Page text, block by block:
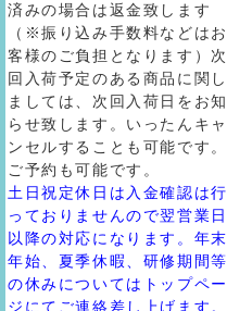
済みの場合は返金致します
（※振り込み手数料などはお
客様のご負担となります）次
回入荷予定のある商品に関し
ましては、次回入荷日をお知
らせ致します。いったんキャ
ンセルすることも可能です。
ご予約も可能です。
土日祝定休日は入金確認は行
っておりませんので翌営業日
以降の対応になります。年末
年始、夏季休暇、研修期間等
の休みについてはトップペー
ジにてご連絡差し上げます。